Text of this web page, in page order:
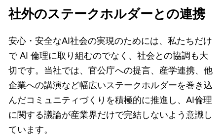
社外のステークホルダーとの連携
安心・安全なAI社会の実現のためには、私たちだけ
で AI 倫理に取り組むのでなく、社会との協調も大
切です。当社では、官公庁への提言、産学連携、他
企業への講演など幅広いステークホルダーを巻き込
んだコミュニティづくりを積極的に推進し、AI倫理
に関する議論が産業界だけで完結しないよう意識し
ています。